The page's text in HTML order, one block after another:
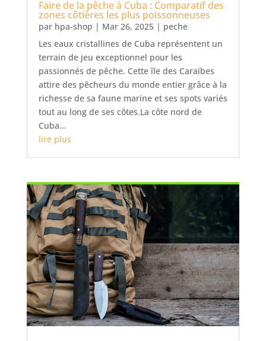
Faire de la pêche à Cuba : Comparatif des
zones côtières les plus poissonneuses
par hpa-shop | Mar 26, 2025| peche
Les eaux cristallines de Cuba représentent un
terrain de jeu exceptionnel pour les
passionnés de pêche. Cette île des Caraïbes
attire des pêcheurs du monde entier grâce à la
richesse de sa faune marine et ses spots variés
tout au long de ses côtes.La côte nord de
Cuba...
lire plus